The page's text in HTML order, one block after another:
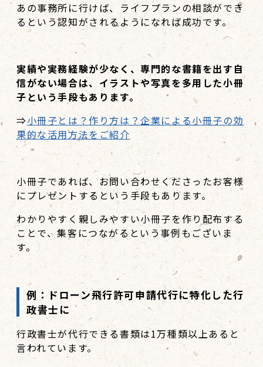
あの事務所に行けば、ライフプランの相談ができ
るという認知がされるようになれば成功です。
実績や実務経験が少なく、専門的な書籍を出す自
信がない場合は、イラストや写真を多用した小冊
子という手段もあります。
⇒小冊子とは？作り方は？企業による小冊子の効
果的な活用方法をご紹介
小冊子であれば、お問い合わせくださったお客様
にプレゼントするという手段もあります。
わかりやすく親しみやすい小冊子を作り配布する
ことで、集客につながるという事例もございま
す。
例：ドローン飛行許可申請代行に特化した行
政書士に
行政書士が代行できる書類は1万種類以上あると
言われています。